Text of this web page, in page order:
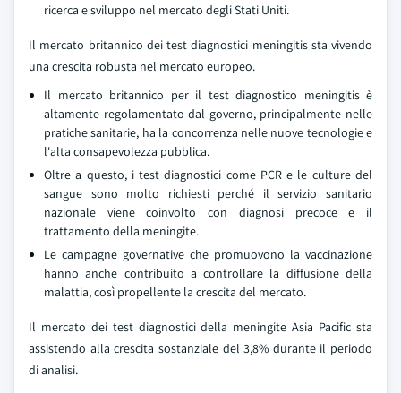
ricerca e sviluppo nel mercato degli Stati Uniti.
Il mercato britannico dei test diagnostici meningitis sta vivendo
una crescita robusta nel mercato europeo.
Il mercato britannico per il test diagnostico meningitis è
altamente regolamentato dal governo, principalmente nelle
pratiche sanitarie, ha la concorrenza nelle nuove tecnologie e
l'alta consapevolezza pubblica.
Oltre a questo, i test diagnostici come PCR e le culture del
sangue sono molto richiesti perché il servizio sanitario
nazionale viene coinvolto con diagnosi precoce e il
trattamento della meningite.
Le campagne governative che promuovono la vaccinazione
hanno anche contribuito a controllare la diffusione della
malattia, così propellente la crescita del mercato.
Il mercato dei test diagnostici della meningite Asia Pacific sta
assistendo alla crescita sostanziale del 3,8% durante il periodo
di analisi.